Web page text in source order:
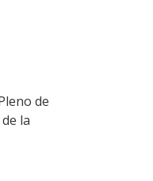
de
la